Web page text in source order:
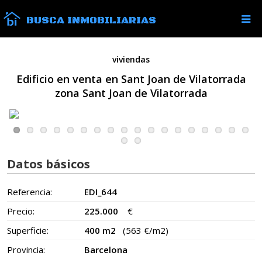
BUSCA INMOBILIARIAS
viviendas
Edificio en venta en Sant Joan de Vilatorrada
zona Sant Joan de Vilatorrada
Datos básicos
Referencia:
EDI_644
Precio:
225.000
€
Superficie:
400 m2
(563 €/m2)
Provincia:
Barcelona